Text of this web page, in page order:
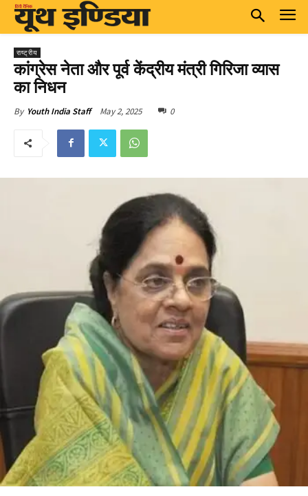
राष्ट्रीय
कांग्रेस नेता और पूर्व केंद्रीय मंत्री गिरिजा व्यास
का निधन
By Youth India Staff May 2, 2025 0